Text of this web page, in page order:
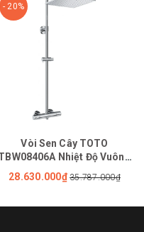
- 20%
Vòi Sen Cây TOTO
Nhiệt Độ Vuông
300mm
28.630.000₫ 35.787.000₫